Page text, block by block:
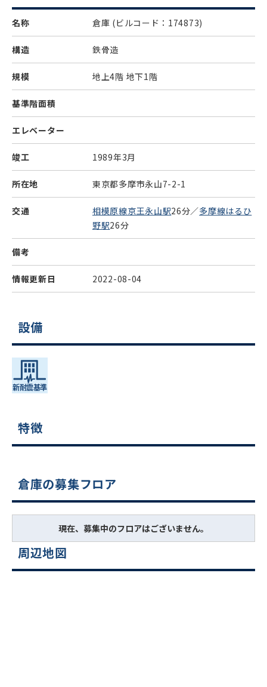
名称 倉庫 (ビルコード：174873)
構造 鉄骨造
規模 地上4階 地下1階
基準階面積
エレベーター
竣工 1989年3月
所在地 東京都多摩市永山7-2-1
交通 相模原線京王永山駅26分／多摩線はるひ
野駅26分
備考
情報更新日 2022-08-04
設備
特徴
倉庫の募集フロア
現在、募集中のフロアはございません。
周辺地図